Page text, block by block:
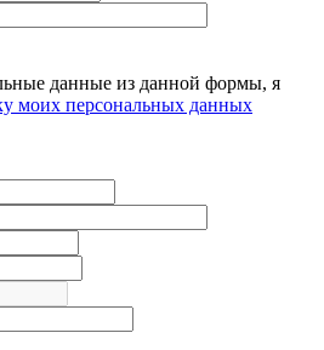
данные из данной формы, я
моих персональных данных